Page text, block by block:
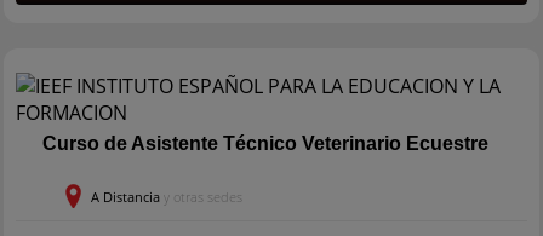
Curso de Asistente Técnico Veterinario Ecuestre
A Distancia y otras sedes